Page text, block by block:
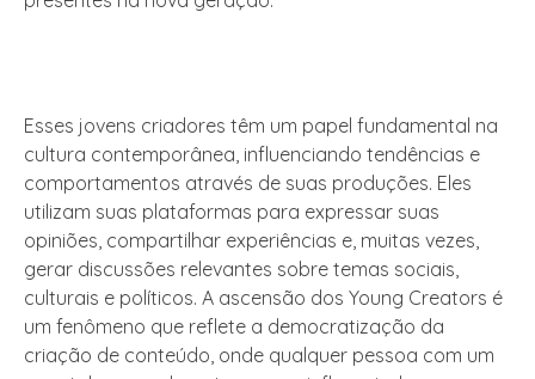
Esses jovens criadores têm um papel fundamental na
cultura contemporânea, influenciando tendências e
comportamentos através de suas produções. Eles
utilizam suas plataformas para expressar suas
opiniões, compartilhar experiências e, muitas vezes,
gerar discussões relevantes sobre temas sociais,
culturais e políticos. A ascensão dos Young Creators é
um fenômeno que reflete a democratização da
criação de conteúdo, onde qualquer pessoa com um